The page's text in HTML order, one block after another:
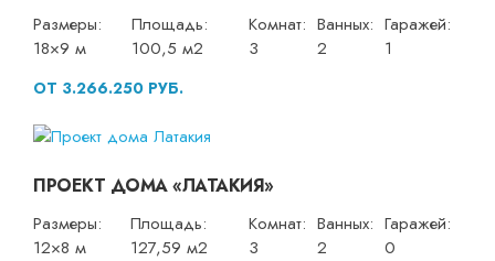
Размеры:
18×9 м
Площадь:
100,5 м2
Комнат:
3
Ванных:
2
Гаражей:
1
ОТ 3.266.250 РУБ.
ПРОЕКТ ДОМА «ЛАТАКИЯ»
Размеры:
12×8 м
Площадь:
127,59 м2
Комнат:
3
Ванных:
2
Гаражей:
0